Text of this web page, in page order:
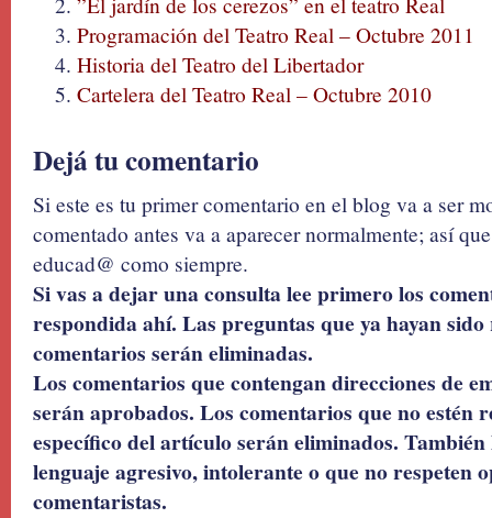
Programación del Teatro Real – Octubre 2011
Historia del Teatro del Libertador
Cartelera del Teatro Real – Octubre 2010
Dejá tu comentario
Si este es tu primer comentario en el blog va a ser
comentado antes va a aparecer normalmente; así
educad@ como siempre.
Si vas a dejar una consulta lee primero los
respondida ahí. Las preguntas que ya hayan
comentarios serán eliminadas.
Los comentarios que contengan direcciones de
serán aprobados. Los comentarios que no estén
específico del artículo serán eliminados.
lenguaje agresivo, intolerante o que no respeten
comentaristas.